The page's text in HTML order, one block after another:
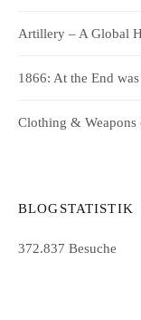
Artillery – A Global
1866: At the End
Clothing &
BLOGSTATISTIK
372.837 Besuche